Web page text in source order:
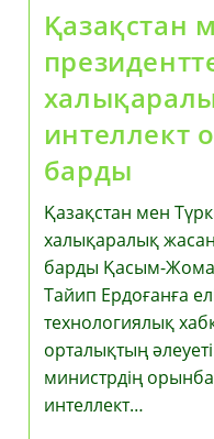
Қазақстан
интеллект
барды
Қазақстан мен
халықаралық
барды Қасым-
Тайип Ердоғанға
технологиялық
орталықтың
министрдің
интеллект…